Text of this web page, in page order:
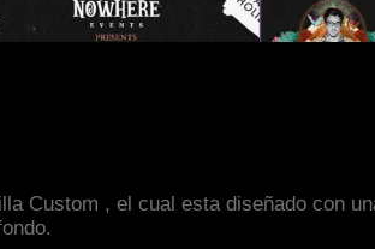
Custom , el cual esta diseñado con